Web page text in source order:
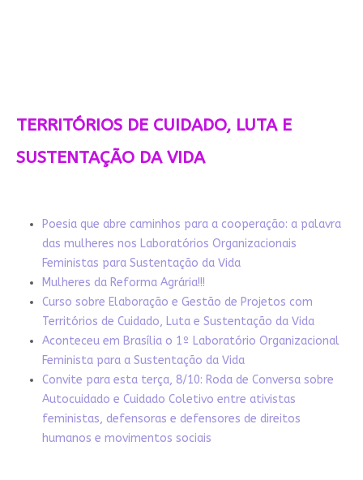
TERRITÓRIOS DE CUIDADO, LUTA E
SUSTENTAÇÃO DA VIDA
Poesia que abre caminhos para a cooperação: a palavra
das mulheres nos Laboratórios Organizacionais
Feministas para Sustentação da Vida
Mulheres da Reforma Agrária!!!
Curso sobre Elaboração e Gestão de Projetos com
Territórios de Cuidado, Luta e Sustentação da Vida
Aconteceu em Brasília o 1º Laboratório Organizacional
Feminista para a Sustentação da Vida
Convite para esta terça, 8/10: Roda de Conversa sobre
Autocuidado e Cuidado Coletivo entre ativistas
feministas, defensoras e defensores de direitos
humanos e movimentos sociais